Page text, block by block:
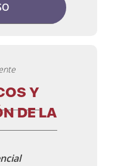
Y
DE LA